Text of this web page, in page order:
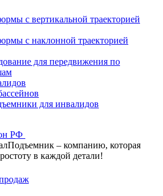
с вертикальной траекторией
с наклонной траекторией
для передвижения по
для инвалидов
РФ
– компанию, которая
в каждой детали!